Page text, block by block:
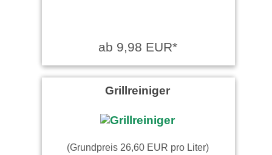
ab 9,98 EUR*
Grillreiniger
(Grundpreis 26,60 EUR pro Liter)